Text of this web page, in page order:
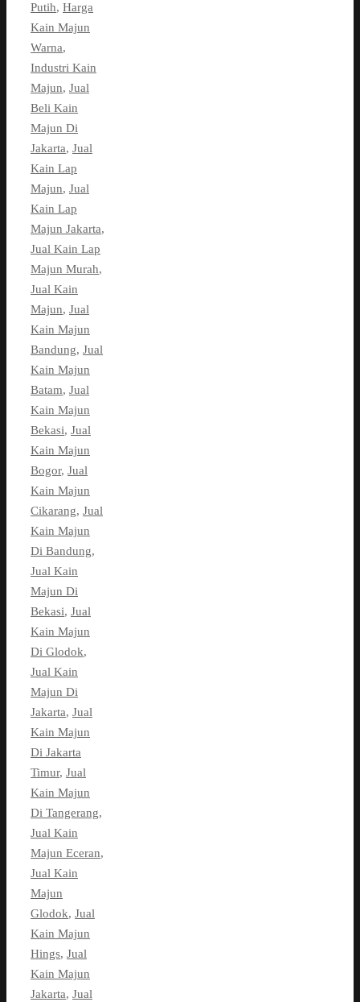
Putih, Harga
Kain Majun
Warna,
Industri Kain
Majun, Jual
Beli Kain
Majun Di
Jakarta, Jual
Kain Lap
Majun, Jual
Kain Lap
Majun Jakarta,
Jual Kain Lap
Majun Murah,
Jual Kain
Majun, Jual
Kain Majun
Bandung, Jual
Kain Majun
Batam, Jual
Kain Majun
Bekasi, Jual
Kain Majun
Bogor, Jual
Kain Majun
Cikarang, Jual
Kain Majun
Di Bandung,
Jual Kain
Majun Di
Bekasi, Jual
Kain Majun
Di Glodok,
Jual Kain
Majun Di
Jakarta, Jual
Kain Majun
Di Jakarta
Timur, Jual
Kain Majun
Di Tangerang,
Jual Kain
Majun Eceran,
Jual Kain
Majun
Glodok, Jual
Kain Majun
Hings, Jual
Kain Majun
Jakarta, Jual